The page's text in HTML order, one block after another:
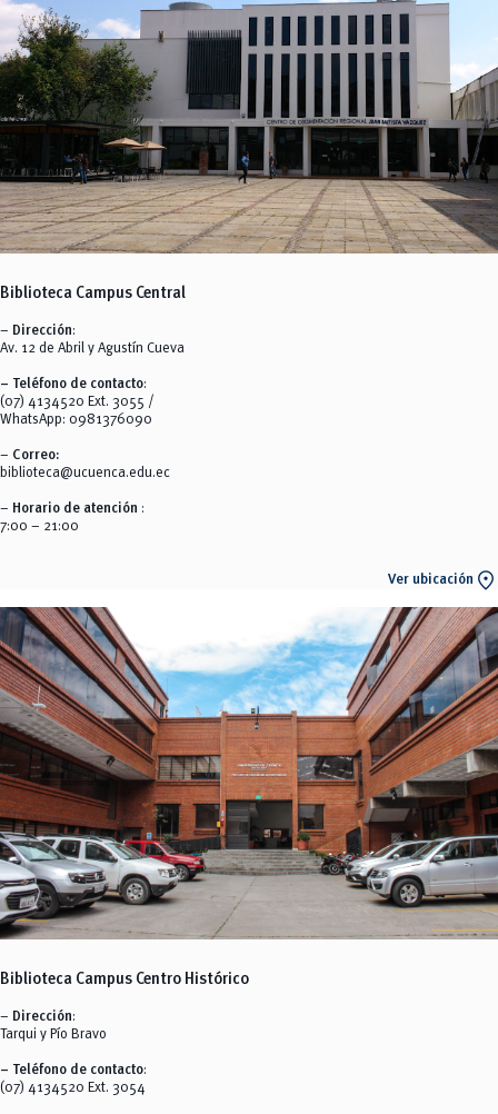
Biblioteca Campus Central
– Dirección:
Av. 12 de Abril y Agustín Cueva
– Teléfono de contacto:
(07) 4134520 Ext. 3055 /
WhatsApp: 0981376090
– Correo:
biblioteca@ucuenca.edu.ec
– Horario de atención :
7:00 – 21:00
Ver ubicación location_on
Biblioteca Campus Centro Histórico
– Dirección:
Tarqui y Pío Bravo
– Teléfono de contacto:
(07) 4134520 Ext. 3054